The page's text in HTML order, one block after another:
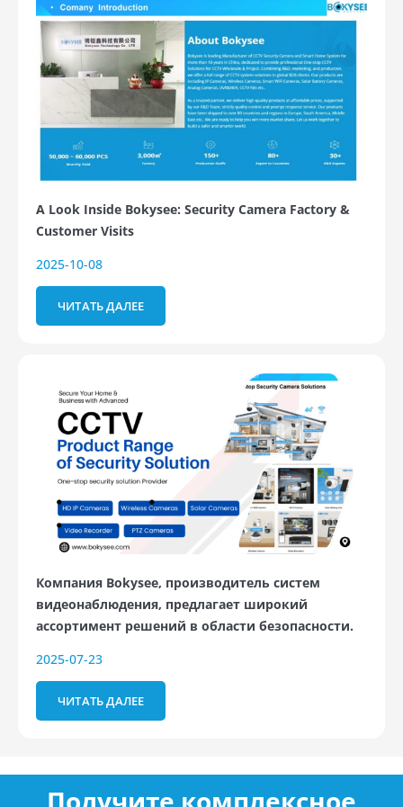
A Look Inside Bokysee: Security Camera Factory &
Customer Visits
2025-10-08
ЧИТАТЬ ДАЛЕЕ
Компания Bokysee, производитель систем
видеонаблюдения, предлагает широкий
ассортимент решений в области безопасности.
2025-07-23
ЧИТАТЬ ДАЛЕЕ